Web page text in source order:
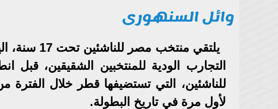
وائل السنهورى
يلتقي
التجارب الودية للمنتخبين الشقيقين،
لأول مرة في تاريخ البطولة.